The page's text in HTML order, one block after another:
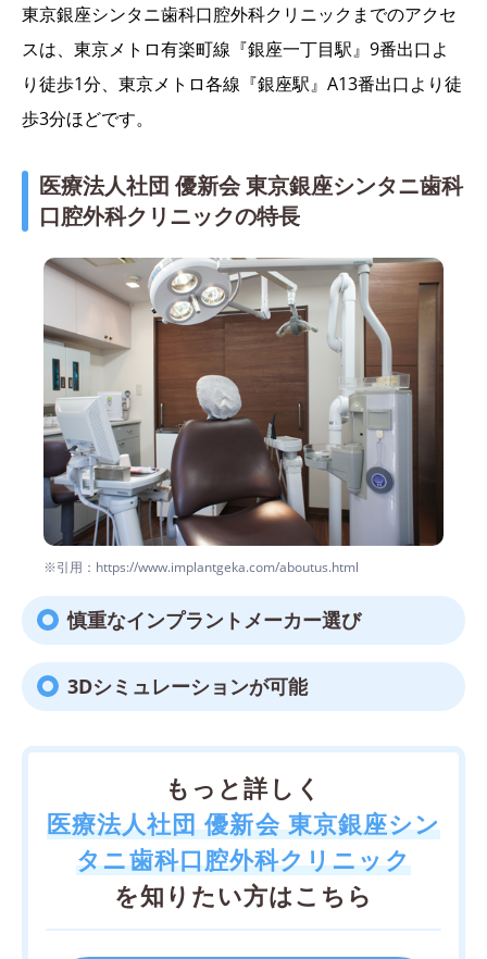
東京銀座シンタニ歯科口腔外科クリニックまでのアクセ
スは、東京メトロ有楽町線『銀座一丁目駅』9番出口よ
り徒歩1分、東京メトロ各線『銀座駅』A13番出口より徒
歩3分ほどです。
医療法人社団 優新会 東京銀座シンタニ歯科
口腔外科クリニックの特長
※引用：https://www.implantgeka.com/aboutus.html
慎重なインプラントメーカー選び
3Dシミュレーションが可能
もっと詳しく
医療法人社団 優新会 東京銀座シン
タニ歯科口腔外科クリニック
を知りたい方はこちら